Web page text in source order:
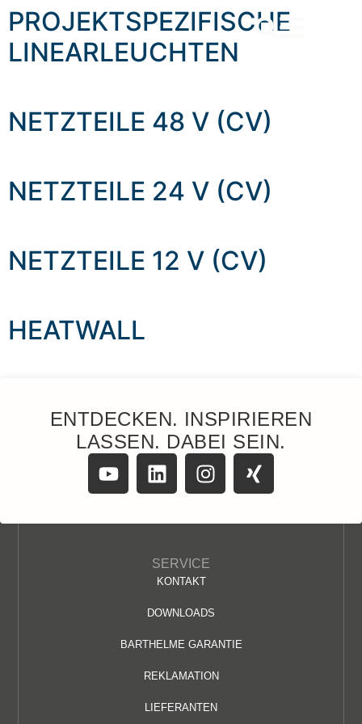
content
PROJEKTSPEZIFISCHE
LINEARLEUCHTEN
NETZTEILE 48 V (CV)
NETZTEILE 24 V (CV)
NETZTEILE 12 V (CV)
HEATWALL
ENTDECKEN. INSPIRIEREN
LASSEN. DABEI SEIN.
SERVICE
KONTAKT
DOWNLOADS
BARTHELME GARANTIE
REKLAMATION
LIEFERANTEN